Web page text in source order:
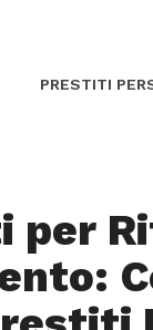
PRESTITI
per